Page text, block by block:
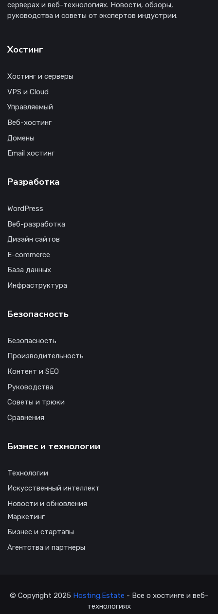
серверах и веб-технологиях. Новости, обзоры,
руководства и советы от экспертов индустрии.
Хостинг
Хостинг и серверы
VPS и Cloud
Управляемый
Веб-хостинг
Домены
Email хостинг
Разработка
WordPress
Веб-разработка
Дизайн сайтов
E-commerce
База данных
Инфраструктура
Безопасность
Безопасность
Производительность
Контент и SEO
Руководства
Советы и трюки
Сравнения
Бизнес и технологии
Технологии
Искусственный интеллект
Новости и обновления
Маркетинг
Бизнес и стартапы
Агентства и партнеры
© Copyright 2025 Hosting.Estate - Все о хостинге и веб-
технологиях